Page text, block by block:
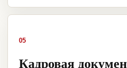
05
Кадровая